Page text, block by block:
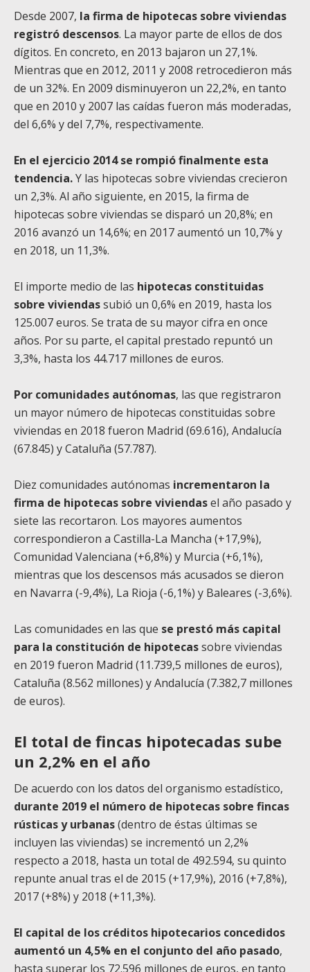
Desde 2007, la firma de hipotecas sobre viviendas
registró descensos. La mayor parte de ellos de dos
dígitos. En concreto, en 2013 bajaron un 27,1%.
Mientras que en 2012, 2011 y 2008 retrocedieron más
de un 32%. En 2009 disminuyeron un 22,2%, en tanto
que en 2010 y 2007 las caídas fueron más moderadas,
del 6,6% y del 7,7%, respectivamente.
En el ejercicio 2014 se rompió finalmente esta
tendencia.Y las hipotecas sobre viviendas crecieron
un 2,3%. Al año siguiente, en 2015, la firma de
hipotecas sobre viviendas se disparó un 20,8%; en
2016 avanzó un 14,6%; en 2017 aumentó un 10,7% y
en 2018, un 11,3%.
El importe medio de las hipotecas constituidas
sobre viviendassubió un 0,6% en 2019, hasta los
125.007 euros. Se trata de su mayor cifra en once
años. Por su parte, el capital prestado repuntó un
3,3%, hasta los 44.717 millones de euros.
Por comunidades autónomas, las que registraron
un mayor número de hipotecas constituidas sobre
viviendas en 2018 fueron Madrid (69.616), Andalucía
(67.845) y Cataluña (57.787).
Diez comunidades autónomas incrementaron la
firma de hipotecas sobre viviendasel año pasado y
siete las recortaron. Los mayores aumentos
correspondieron a Castilla-La Mancha (+17,9%),
Comunidad Valenciana (+6,8%) y Murcia (+6,1%),
mientras que los descensos más acusados se dieron
en Navarra (-9,4%), La Rioja (-6,1%) y Baleares (-3,6%).
Las comunidades en las que se prestó más capital
para la constitución de hipotecassobre viviendas
en 2019 fueron Madrid (11.739,5 millones de euros),
Cataluña (8.562 millones) y Andalucía (7.382,7 millones
de euros).
El total de fincas hipotecadas sube
un 2,2% en el año
De acuerdo con los datos del organismo estadístico,
durante 2019 el número de hipotecas sobre fincas
rústicas y urbanas(dentro de éstas últimas se
incluyen las viviendas) se incrementó un 2,2%
respecto a 2018, hasta un total de 492.594, su quinto
repunte anual tras el de 2015 (+17,9%), 2016 (+7,8%),
2017 (+8%) y 2018 (+11,3%).
El capital de los créditos hipotecarios concedidos
aumentó un 4,5% en el conjunto del año pasado,
hasta superar los 72.596 millones de euros, en tanto